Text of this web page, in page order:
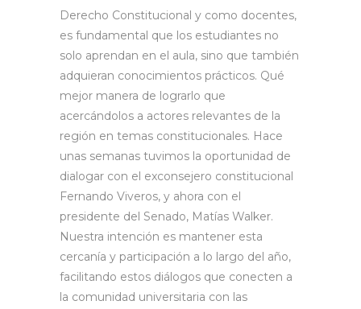
Derecho Constitucional y como docentes,
es fundamental que los estudiantes no
solo aprendan en el aula, sino que también
adquieran conocimientos prácticos. Qué
mejor manera de lograrlo que
acercándolos a actores relevantes de la
región en temas constitucionales. Hace
unas semanas tuvimos la oportunidad de
dialogar con el exconsejero constitucional
Fernando Viveros, y ahora con el
presidente del Senado, Matías Walker.
Nuestra intención es mantener esta
cercanía y participación a lo largo del año,
facilitando estos diálogos que conecten a
la comunidad universitaria con las